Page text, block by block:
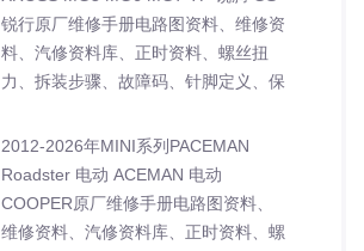
锐行原厂维修手册电路图资料、维修资
料、汽修资料库、正时资料、螺丝扭
力、拆装步骤、故障码、针脚定义、保
2012-2026年MINI系列PACEMAN
Roadster 电动 ACEMAN 电动
COOPER原厂维修手册电路图资料、
维修资料、汽修资料库、正时资料、螺